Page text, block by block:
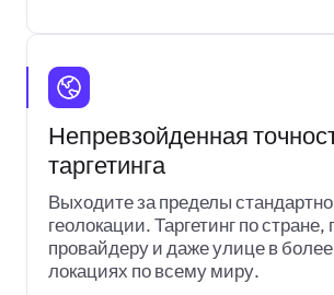
Непревзойденная
таргетинга
Выходите за пределы
геолокации. Таргетинг по стране,
провайдеру и даже улице в
локациях по всему миру.